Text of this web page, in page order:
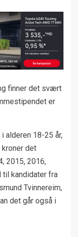
finner det svært
er
alderen 18-25 år,
det
2015, 2016,
kandidater fra
Tvinnereim,
det går også i